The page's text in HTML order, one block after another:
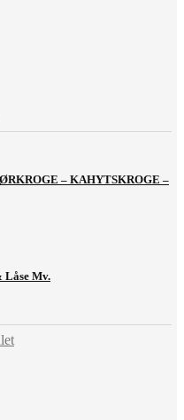
– KAHYTSKROGE –
Låse Mv.